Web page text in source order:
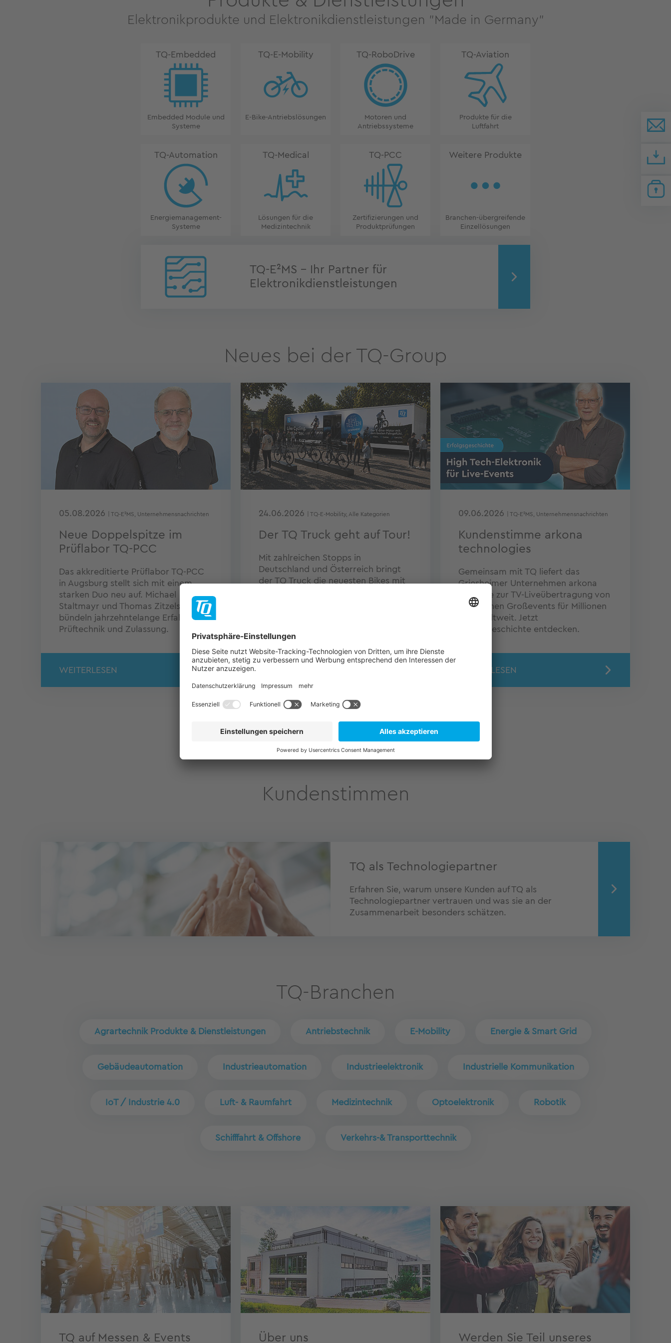
Elektronikprodukte und Elektronikdienstleistungen "Made in Germany"
TQ-Embedded
Embedded Module und
Systeme
TQ-E-Mobility
E-Bike-Antriebslösungen
TQ-RoboDrive
Motoren und
Antriebssysteme
TQ-Aviation
Produkte für die
Luftfahrt
TQ-Automation
Energiemanagement-
Systeme
TQ-Medical
Lösungen für die
Medizintechnik
TQ-PCC
Zertifizierungen und
Produktprüfungen
Weitere Produkte
Branchen-übergreifende
Einzellösungen
TQ-E²MS - Ihr Partner für
Elektronikdienstleistungen
Neues bei der TQ-Group
05.08.2026 | TQ-E²MS, Unternehmensnachrichten
Neue Doppelspitze im
Prüflabor TQ-PCC
Das akkreditierte Prüflabor TQ-PCC
in Augsburg stellt sich mit einem
starken Duo neu auf. Michael
Staltmayr und Thomas Zitzelsberger
bündeln jahrzehntelange Erfahrung in
Prüftechnik und Zulassung.
WEITERLESEN
24.06.2026 | TQ-E-Mobility, Alle Kategorien
Der TQ Truck geht auf Tour!
Mit zahlreichen Stopps in
Deutschland und Österreich bringt
der TQ Truck die neuesten Bikes mit
09.06.2026 | TQ-E²MS, Unternehmensnachrichten
Kundenstimme arkona
technologies
Gemeinsam mit TQ liefert das
Griesheimer Unternehmen arkona
Systeme zur TV-Liveübertragung von
sportlichen Großevents für Millionen
Fans weltweit. Jetzt
Erfolgsgeschichte entdecken.
WEITERLESEN
Mehr News
Kundenstimmen
TQ als Technologiepartner
Erfahren Sie, warum unsere Kunden auf TQ als
Technologiepartner vertrauen und was sie an der
Zusammenarbeit besonders schätzen.
TQ-Branchen
Agrartechnik Produkte & Dienstleistungen Antriebstechnik E-Mobility Energie & Smart Grid
Gebäudeautomation Industrieautomation Industrieelektronik Industrielle Kommunikation
IoT / Industrie 4.0 Luft- & Raumfahrt Medizintechnik Optoelektronik Robotik
Schifffahrt & Offshore Verkehrs-& Transporttechnik
TQ auf Messen & Events Über uns Werden Sie Teil unseres